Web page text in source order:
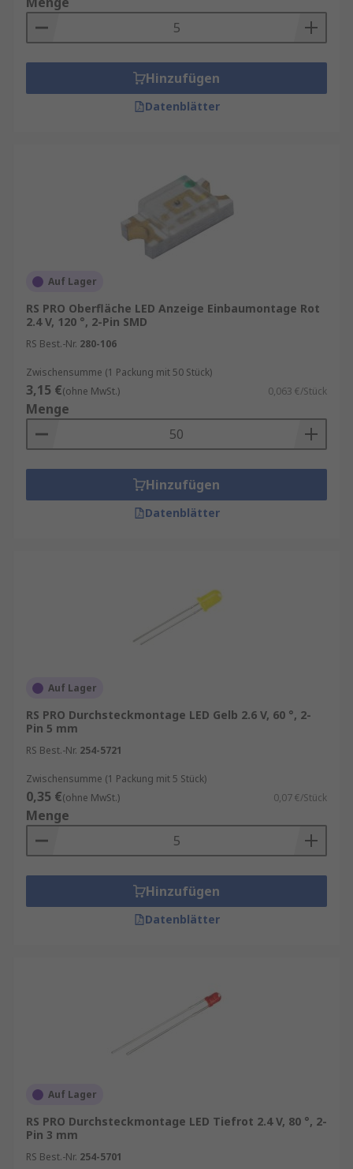
Bitte checken Sie auch die spezifischen
jeweiligen Artikels zu finden sind oder hier im
LED Ratgeber
Hinzufügen
Datenblätter
Auf Lager
RS PRO Oberfläche LED Anzeige Einbaumontage Rot
2.4 V, 120 °, 2-Pin SMD
RS Best.-Nr. 280-106
Zwischensumme (1 Packung mit 50 Stück)
3,15 €(ohne MwSt.) 0,063 €/Stück
Menge
Hinzufügen
Datenblätter
Auf Lager
RS PRO Durchsteckmontage LED Gelb 2.6 V, 60 °, 2-
Pin 5 mm
RS Best.-Nr. 254-5721
Zwischensumme (1 Packung mit 5 Stück)
0,35 €(ohne MwSt.) 0,07 €/Stück
Menge
Hinzufügen
Datenblätter
Auf Lager
RS PRO Durchsteckmontage LED Tiefrot 2.4 V, 80 °, 2-
Pin 3 mm
RS Best.-Nr. 254-5701